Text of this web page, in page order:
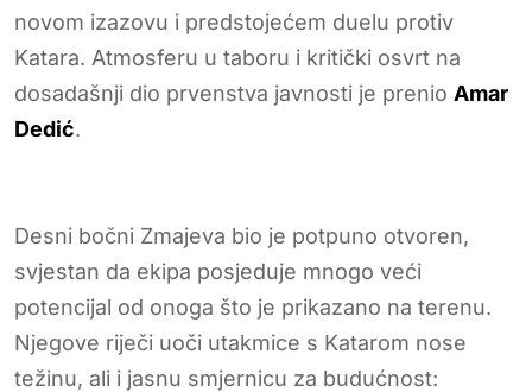
novom izazovu i predstojećem duelu protiv
Katara. Atmosferu u taboru i kritički osvrt na
dosadašnji dio prvenstva javnosti je prenio Amar
Dedić.
Desni bočni Zmajeva bio je potpuno otvoren,
svjestan da ekipa posjeduje mnogo veći
potencijal od onoga što je prikazano na terenu.
Njegove riječi uoči utakmice s Katarom nose
težinu, ali i jasnu smjernicu za budućnost: